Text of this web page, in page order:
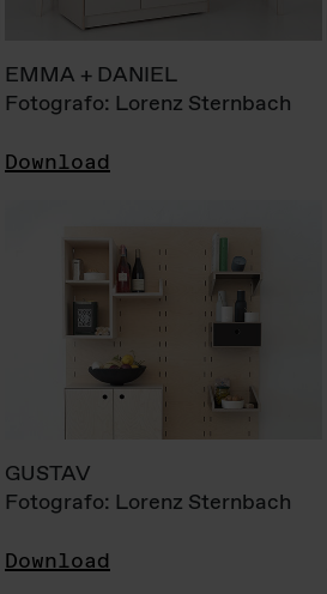
EMMA + DANIEL
Fotografo: Lorenz Sternbach
Download
GUSTAV
Fotografo: Lorenz Sternbach
Download